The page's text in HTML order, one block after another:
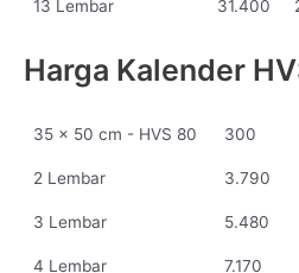
13 Lembar 31.400
Harga Kalender
35 x 50 cm - HVS 80 300
2 Lembar 3.790
3 Lembar 5.480
4 Lembar 7.170